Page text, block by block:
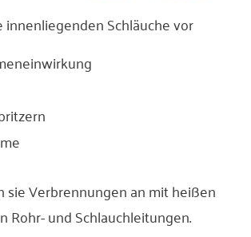
innenliegenden Schläuche vor
sie Verbrennungen an mit heißen
Rohr- und Schlauchleitungen.